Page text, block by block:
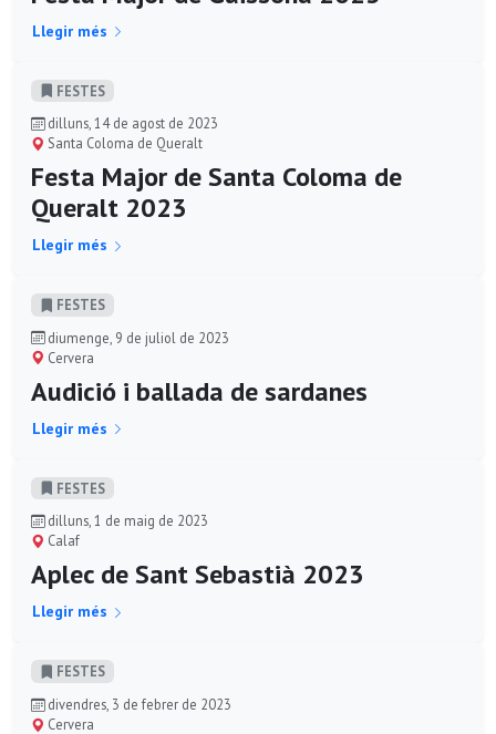
Llegir més
FESTES
dilluns, 14 de agost de 2023
Santa Coloma de Queralt
Festa Major de Santa Coloma de
Queralt 2023
Llegir més
FESTES
diumenge, 9 de juliol de 2023
Cervera
Audició i ballada de sardanes
Llegir més
FESTES
dilluns, 1 de maig de 2023
Calaf
Aplec de Sant Sebastià 2023
Llegir més
FESTES
divendres, 3 de febrer de 2023
Cervera